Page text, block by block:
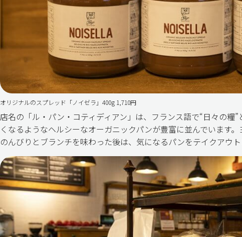
オリジナルのスプレッド「ノイゼラ」400g 1,710円
店名の「ル・パン・コティディアン」は、フランス語で“日々の糧
くなるようなヘルシーなオーガニックパンが豊富に並んでいます
のんびりとブランチを味わった後は、気になるパンをテイクアウ